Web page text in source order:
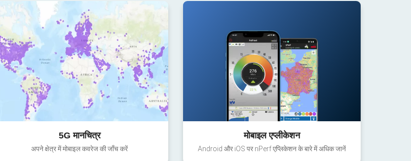
5G मानचित्र
अपने क्षेत्र में मोबाइल कवरेज की जाँच करें
मोबाइल एप्लीकेशन
Android और iOS पर nPerf एप्लिकेशन के बारे में अधिक जानें